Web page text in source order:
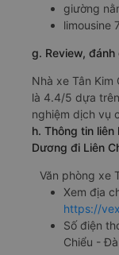
giường
limousine
g. Review,
Nhà xe Tân
là 4.4/5 dựa
nghiệm dịch vụ
h. Thông tin
Dương đi Liên
Văn phòng xe
Xem địa
https://
Số điện
Chiểu -